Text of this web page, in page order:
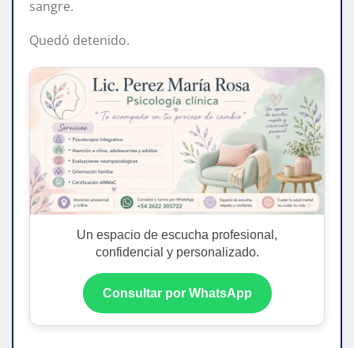
sangre.
Quedó detenido.
Un espacio de escucha profesional,
confidencial y personalizado.
Consultar por WhatsApp